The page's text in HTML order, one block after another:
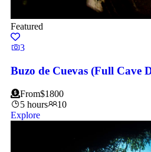
Featured
3
Buzo de Cuevas (Full Cave
From$1800
5 hours
10
Explore